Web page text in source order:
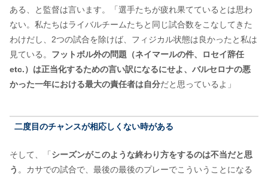
ある、と監督は言います。「選手たちが疲れ果てているとは思わ
ない。私たちはライバルチームたちと同じ試合数をこなしてきた
わけだし、2つの試合を除けば、フィジカル状態は良かったと私は
見ている。 フットボル外の問題（ネイマールの件、ロセイ辞任
etc.）は正当化するための言い訳になるにせよ、バルセロナの悪
かった一年における最大の責任者は自分だと思っているよ」
二度目のチャンスが相応しくない時がある
そして、「 シーズンがこのような終わり方をするのは不当だと思
う 。カサでの試合で、最後の最後のプレーでこういうことになる